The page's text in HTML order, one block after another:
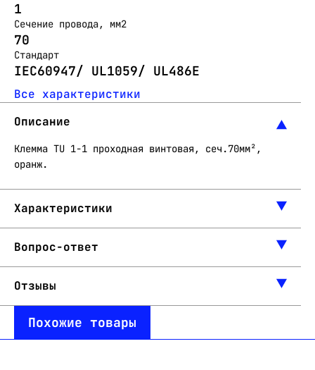
1
Сечение провода, мм2
70
Стандарт
IEC60947/ UL1059/ UL486E
Все характеристики
Описание
Клемма TU 1-1 проходная винтовая, сеч.70мм²,
оранж.
Характеристики
Вопрос-ответ
Отзывы
Похожие товары